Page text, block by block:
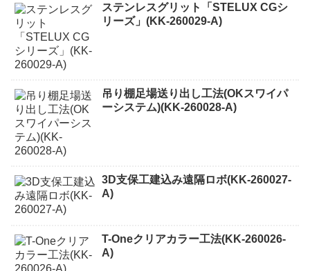
ステンレスグリット「STELUX CGシ
リーズ」(KK-260029-A)
吊り棚足場送り出し工法(OKスワイパ
ーシステム)(KK-260028-A)
3D支保工建込み遠隔ロボ(KK-260027-
A)
T-Oneクリアカラー工法(KK-260026-
A)